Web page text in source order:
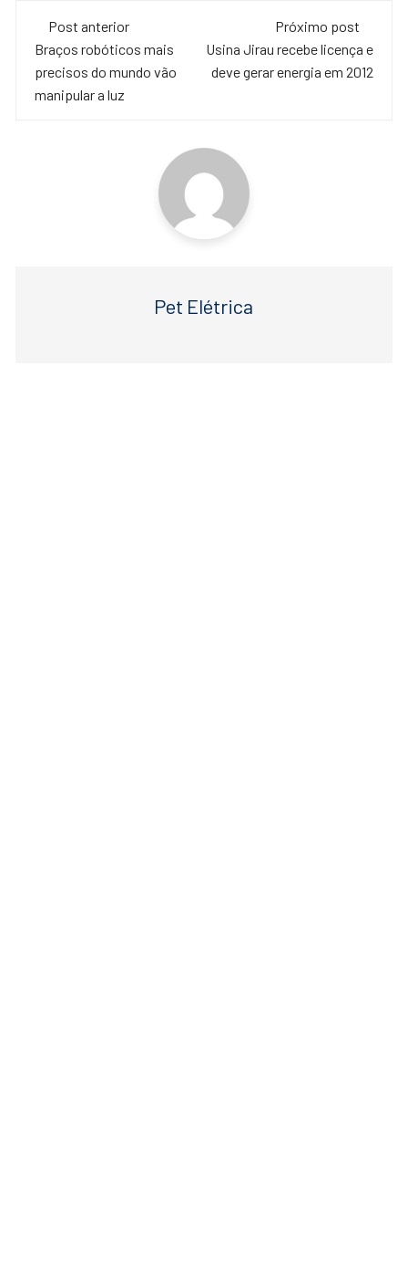
e
b
o
er s
A
p
Navegação
de
post
Post anterior
Braços robóticos mais
precisos do mundo vão
manipular a luz
Próximo post
Usina Jirau recebe licença e
deve gerar energia em 2012
Pet Elétrica